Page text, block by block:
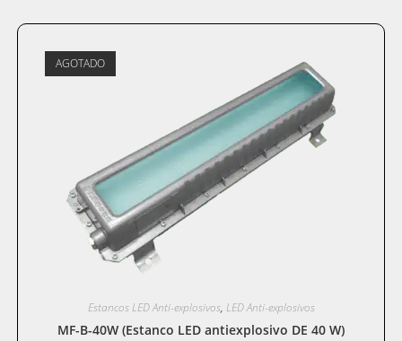
AGOTADO
Estancos LED Anti-explosivos, LED Anti-explosivos
MF-B-40W (Estanco LED antiexplosivo DE 40 W)